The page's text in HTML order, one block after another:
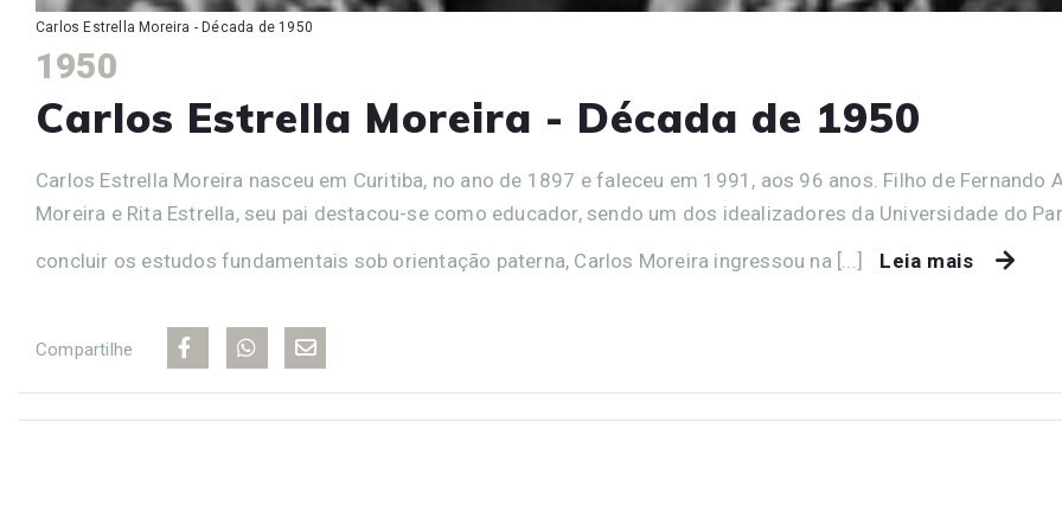
Carlos Estrella Moreira - Década de 1950
1950
Carlos Estrella Moreira - Década de 1950
Carlos Estrella Moreira nasceu em Curitiba, no ano de 1897 e faleceu em 1991, aos 96 anos. Filho de Fernando
Moreira e Rita Estrella, seu pai destacou-se como educador, sendo um dos idealizadores da Universidade do
concluir os estudos fundamentais sob orientação paterna, Carlos Moreira ingressou na [...]
Leia mais
Compartilhe